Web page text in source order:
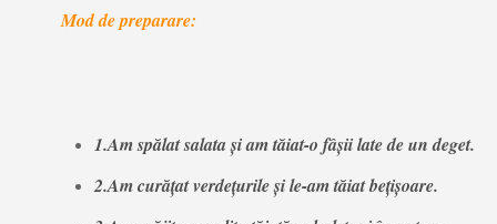
Mod de preparare:
1.Am spălat salata și am tăiat-o fâșii late de un deget.
2.Am curățat verdețurile și le-am tăiat bețișoare.